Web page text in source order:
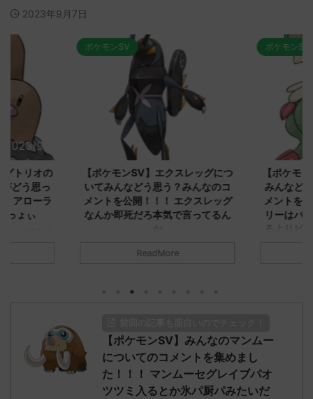
2023年9月7日
2023/9/8
トリオの
どう思っ
アローラ
っょぃ
ただダグト
れたウミト
0702
ポケモンSV
【ポケモンSV】エクスレッグにつ
いてみんなどう思う？みんなのコ
メントを公開！！！ エクスレッグ
なんか即死だろ本気で言ってるん
う思ってる？ 初めの記事 元のス
01:07:00.69ID:oUI00NrJ0 エクスレ
ッグヘルムかっこいいから助かる 名
無しさん0971 0971 名無しさん、君に
決めた！ (ﾜｯﾁｮｲW b524-NwUu)
2023/06/28(水 ...
ReadMore
ポケモンSV
【ポケモ
みんなど
メントを
リーはバ
るよりビ
2023/06/
たラウドボ
しさん0624
【ポケモンSV】みんなのマンムー
についてのコメントを集めまし
た！！！ マンムーセグレイブパオ
ツツミ入るとか氷パ厨パみたいだ